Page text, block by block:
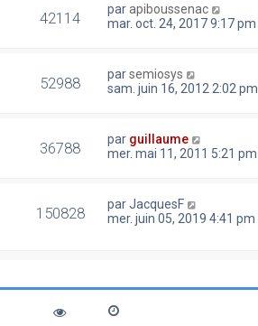
42114 parapiboussenac
mar. oct. 24, 2017 9:17 pm
52988 parsemiosys
sam. juin 16, 2012 2:02 pm
36788 par guillaume
mer. mai 11, 2011 5:21 pm
150828 parJacquesF
mer. juin 05, 2019 4:41 pm